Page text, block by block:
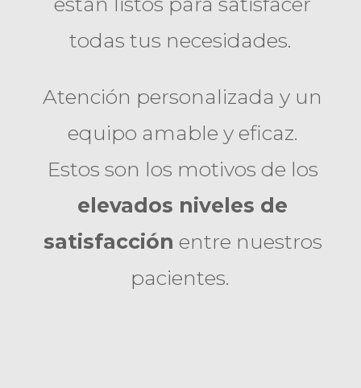
todas tus necesidades.
Atención personalizada y un
equipo amable y eficaz.
Estos son los motivos de los
elevados niveles de
satisfacción entre nuestros
pacientes.